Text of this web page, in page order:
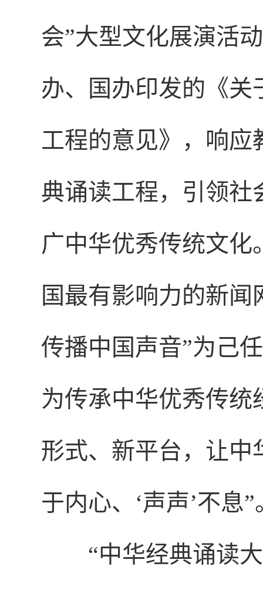
会”大型文化展演活
办、国办印发的《
工程的意见》，响
典诵读工程，引领社
广中华优秀传统文
国最有影响力的新
传播中国声音”为己
为传承中华优秀传
形式、新平台，让中
于内心、‘声声’不息”
“中华经典诵读